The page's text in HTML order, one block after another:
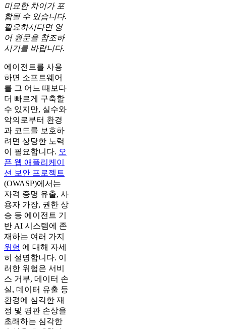
미묘한 차이가 포
함될 수 있습니다.
필요하시다면 영
어 원문을 참조하
시기를 바랍니다.
에이전트를 사용
하면 소프트웨어
를 그 어느 때보다
더 빠르게 구축할
수 있지만, 실수와
악의로부터 환경
과 코드를 보호하
려면 상당한 노력
이 필요합니다. 오
픈 웹 애플리케이
션 보안 프로젝트
(OWASP)에서는
자격 증명 유출, 사
용자 가장, 권한 상
승 등 에이전트 기
반 AI 시스템에 존
재하는 여러 가지
위험 에 대해 자세
히 설명합니다. 이
러한 위험은 서비
스 거부, 데이터 손
실, 데이터 유출 등
환경에 심각한 재
정 및 평판 손상을
초래하는 심각한